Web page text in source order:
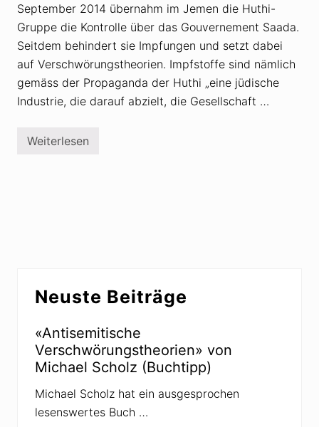
September 2014 übernahm im Jemen die Huthi-
Gruppe die Kontrolle über das Gouvernement Saada.
Seitdem behindert sie Impfungen und setzt dabei
auf Verschwörungstheorien. Impfstoffe sind nämlich
gemäss der Propaganda der Huthi „eine jüdische
Industrie, die darauf abzielt, die Gesellschaft …
J
t
V
r
s
c
h
w
r
u
n
Weiterlesen
Neuste Beiträge
«Antisemitische
Verschwörungstheorien» von
Michael Scholz (Buchtipp)
Michael Scholz hat ein ausgesprochen
lesenswertes Buch …